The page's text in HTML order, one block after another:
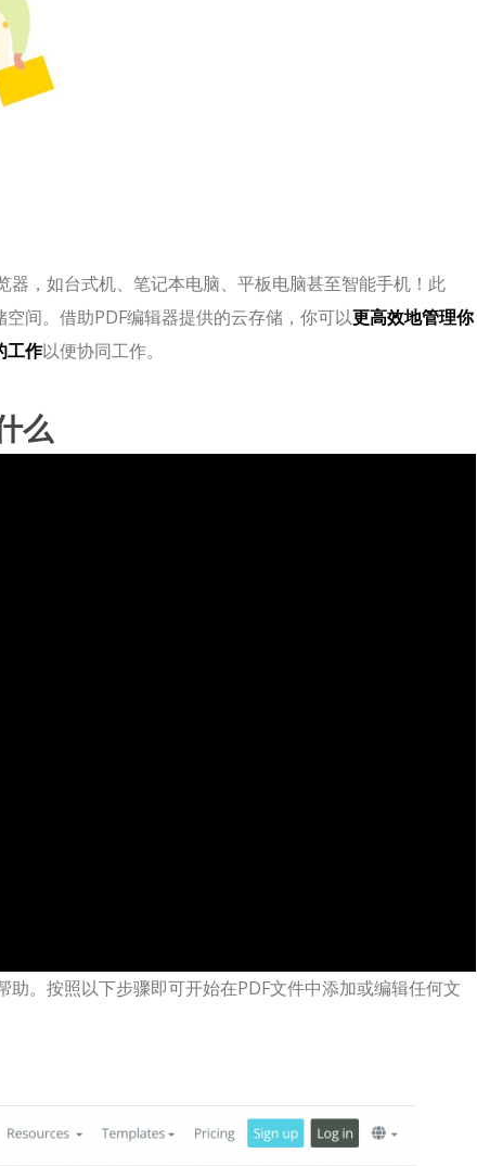
器，如台式机、笔记本电脑、平板电脑甚至智能手机！此
空间。借助PDF编辑器提供的云存储，你可以更高效地管理你
工作以便协同工作。
么
。按照以下步骤即可开始在PDF文件中添加或编辑任何文